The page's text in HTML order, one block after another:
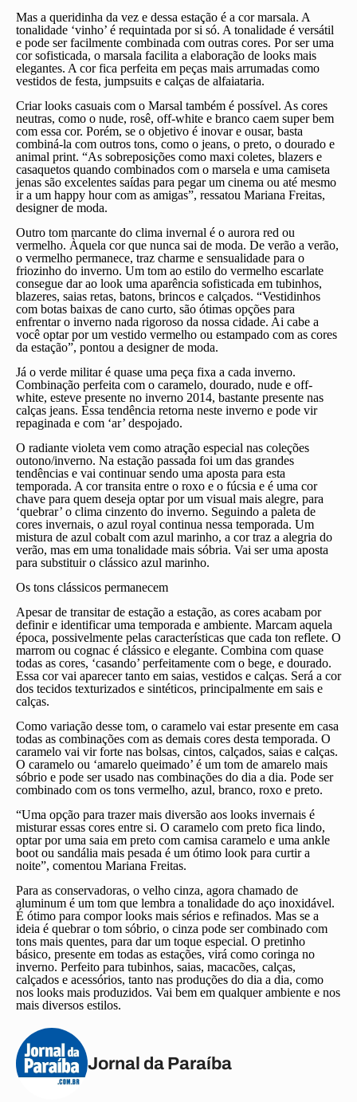
Mas a queridinha da vez e dessa estação é a cor marsala. A
tonalidade ‘vinho’ é requintada por si só. A tonalidade é versátil
e pode ser facilmente combinada com outras cores. Por ser uma
cor sofisticada, o marsala facilita a elaboração de looks mais
elegantes. A cor fica perfeita em peças mais arrumadas como
vestidos de festa, jumpsuits e calças de alfaiataria.
Criar looks casuais com o Marsal também é possível. As cores
neutras, como o nude, rosê, off-white e branco caem super bem
com essa cor. Porém, se o objetivo é inovar e ousar, basta
combiná-la com outros tons, como o jeans, o preto, o dourado e
animal print. “As sobreposições como maxi coletes, blazers e
casaquetos quando combinados com o marsela e uma camiseta
jenas são excelentes saídas para pegar um cinema ou até mesmo
ir a um happy hour com as amigas”, ressatou Mariana Freitas,
designer de moda.
Outro tom marcante do clima invernal é o aurora red ou
vermelho. Àquela cor que nunca sai de moda. De verão a verão,
o vermelho permanece, traz charme e sensualidade para o
friozinho do inverno. Um tom ao estilo do vermelho escarlate
consegue dar ao look uma aparência sofisticada em tubinhos,
blazeres, saias retas, batons, brincos e calçados. “Vestidinhos
com botas baixas de cano curto, são ótimas opções para
enfrentar o inverno nada rigoroso da nossa cidade. Ai cabe a
você optar por um vestido vermelho ou estampado com as cores
da estação”, pontou a designer de moda.
Já o verde militar é quase uma peça fixa a cada inverno.
Combinação perfeita com o caramelo, dourado, nude e off-
white, esteve presente no inverno 2014, bastante presente nas
calças jeans. Essa tendência retorna neste inverno e pode vir
repaginada e com ‘ar’ despojado.
O radiante violeta vem como atração especial nas coleções
outono/inverno. Na estação passada foi um das grandes
tendências e vai continuar sendo uma aposta para esta
temporada. A cor transita entre o roxo e o fúcsia e é uma cor
chave para quem deseja optar por um visual mais alegre, para
‘quebrar’ o clima cinzento do inverno. Seguindo a paleta de
cores invernais, o azul royal continua nessa temporada. Um
mistura de azul cobalt com azul marinho, a cor traz a alegria do
verão, mas em uma tonalidade mais sóbria. Vai ser uma aposta
para substituir o clássico azul marinho.
Os tons clássicos permanecem
Apesar de transitar de estação a estação, as cores acabam por
definir e identificar uma temporada e ambiente. Marcam aquela
época, possivelmente pelas características que cada ton reflete. O
marrom ou cognac é clássico e elegante. Combina com quase
todas as cores, ‘casando’ perfeitamente com o bege, e dourado.
Essa cor vai aparecer tanto em saias, vestidos e calças. Será a cor
dos tecidos texturizados e sintéticos, principalmente em sais e
calças.
Como variação desse tom, o caramelo vai estar presente em casa
todas as combinações com as demais cores desta temporada. O
caramelo vai vir forte nas bolsas, cintos, calçados, saias e calças.
O caramelo ou ‘amarelo queimado’ é um tom de amarelo mais
sóbrio e pode ser usado nas combinações do dia a dia. Pode ser
combinado com os tons vermelho, azul, branco, roxo e preto.
“Uma opção para trazer mais diversão aos looks invernais é
misturar essas cores entre si. O caramelo com preto fica lindo,
optar por uma saia em preto com camisa caramelo e uma ankle
boot ou sandália mais pesada é um ótimo look para curtir a
noite”, comentou Mariana Freitas.
Para as conservadoras, o velho cinza, agora chamado de
aluminum é um tom que lembra a tonalidade do aço inoxidável.
É ótimo para compor looks mais sérios e refinados. Mas se a
ideia é quebrar o tom sóbrio, o cinza pode ser combinado com
tons mais quentes, para dar um toque especial. O pretinho
básico, presente em todas as estações, virá como coringa no
inverno. Perfeito para tubinhos, saias, macacões, calças,
calçados e acessórios, tanto nas produções do dia a dia, como
nos looks mais produzidos. Vai bem em qualquer ambiente e nos
mais diversos estilos.
Jornal da Paraíba